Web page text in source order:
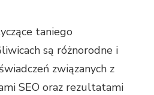
taniego
są różnorodne i
związanych z
SEO oraz rezultatami